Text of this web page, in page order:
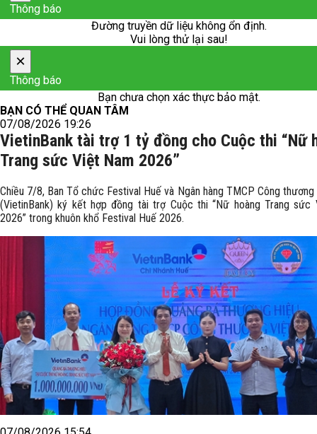
Thông báo
Đường truyền dữ liệu không ổn định.
Vui lòng thử lại sau!
×
Thông báo
Bạn chưa chọn xác thực bảo mật.
BẠN CÓ THỂ QUAN TÂM
07/08/2026 19:26
VietinBank tài trợ 1 tỷ đồng cho Cuộc thi “Nữ
Trang sức Việt Nam 2026”
Chiều 7/8, Ban Tổ chức Festival Huế và Ngân hàng TMCP Công
(VietinBank) ký kết hợp đồng tài trợ Cuộc thi “Nữ hoàng Trang sức
2026” trong khuôn khổ Festival Huế 2026.